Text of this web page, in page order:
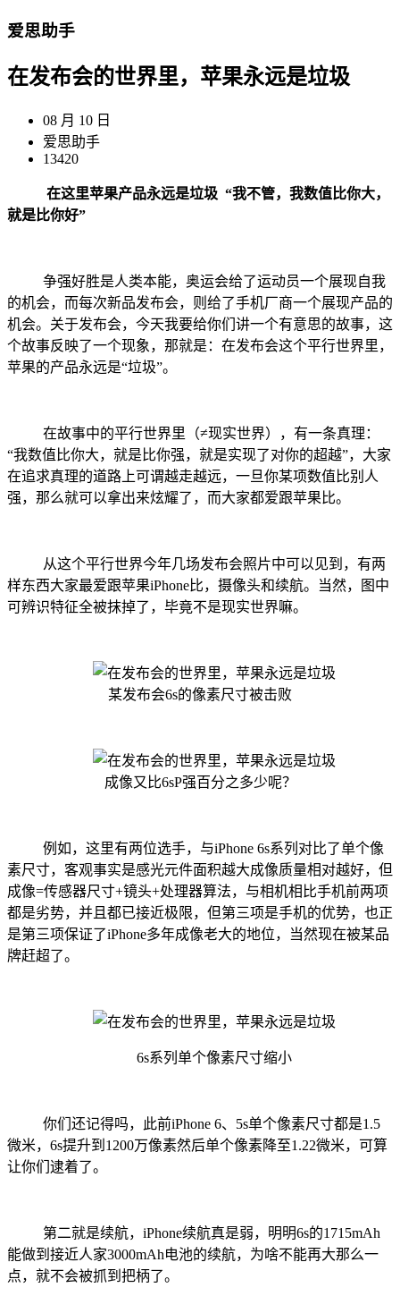
爱思助手
在发布会的世界里，苹果永远是垃圾
08 月 10 日
爱思助手
13420
在这里苹果产品永远是垃圾 “我不管，我数值比你大，
就是比你好”
争强好胜是人类本能，奥运会给了运动员一个展现自我
的机会，而每次新品发布会，则给了手机厂商一个展现产品的
机会。关于发布会，今天我要给你们讲一个有意思的故事，这
个故事反映了一个现象，那就是：在发布会这个平行世界里，
苹果的产品永远是“垃圾”。
在故事中的平行世界里（≠现实世界），有一条真理：
“我数值比你大，就是比你强，就是实现了对你的超越”，大家
在追求真理的道路上可谓越走越远，一旦你某项数值比别人
强，那么就可以拿出来炫耀了，而大家都爱跟苹果比。
从这个平行世界今年几场发布会照片中可以见到，有两
样东西大家最爱跟苹果iPhone比，摄像头和续航。当然，图中
可辨识特征全被抹掉了，毕竟不是现实世界嘛。
某发布会6s的像素尺寸被击败
成像又比6sP强百分之多少呢？
例如，这里有两位选手，与iPhone 6s系列对比了单个像
素尺寸，客观事实是感光元件面积越大成像质量相对越好，但
成像=传感器尺寸+镜头+处理器算法，与相机相比手机前两项
都是劣势，并且都已接近极限，但第三项是手机的优势，也正
是第三项保证了iPhone多年成像老大的地位，当然现在被某品
牌赶超了。
6s系列单个像素尺寸缩小
你们还记得吗，此前iPhone 6、5s单个像素尺寸都是1.5
微米，6s提升到1200万像素然后单个像素降至1.22微米，可算
让你们逮着了。
第二就是续航，iPhone续航真是弱，明明6s的1715mAh
能做到接近人家3000mAh电池的续航，为啥不能再大那么一
点，就不会被抓到把柄了。